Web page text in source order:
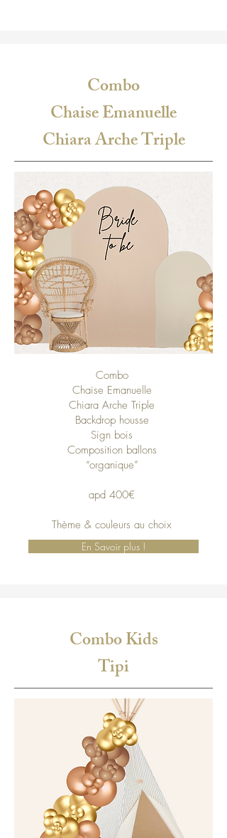
Combo
Chaise Emanuelle
Chiara Arche Triple
Combo
Chaise Emanuelle
Chiara Arche Triple
Backdrop housse
Sign bois
Composition ballons
“organique”
apd 400€
Thème & couleurs au choix
En Savoir plus !
Combo Kids
Tipi